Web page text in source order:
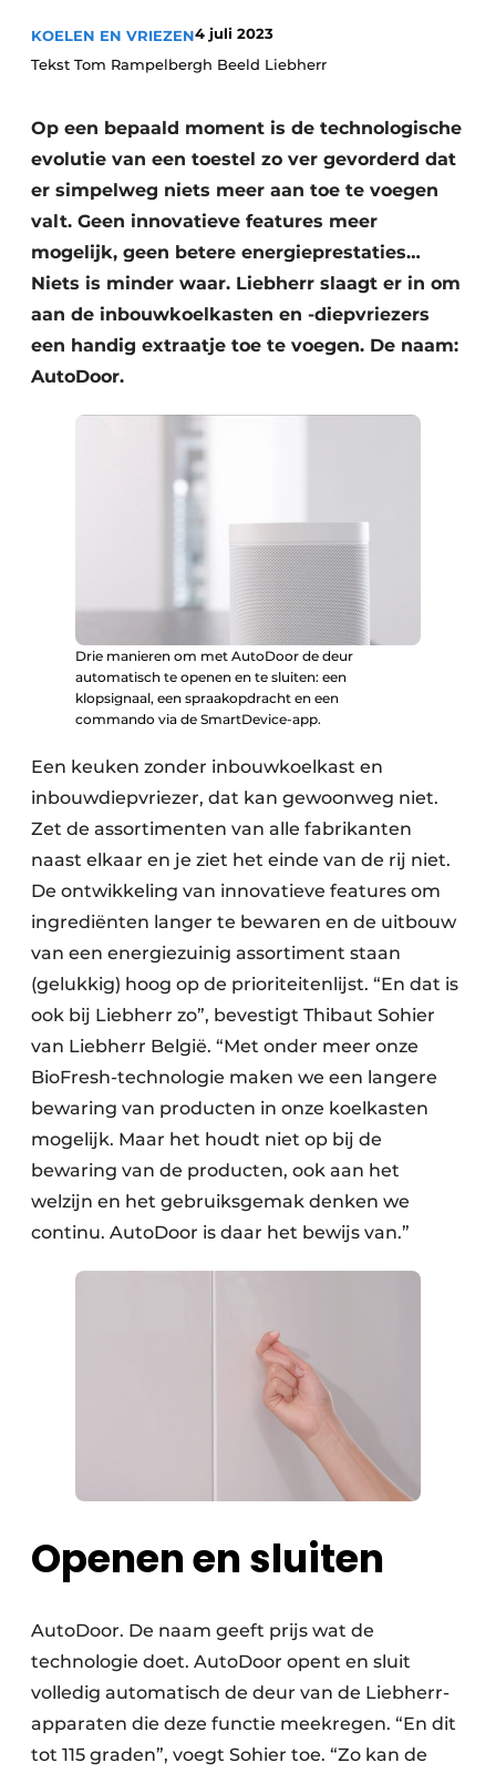
Vacature aanmelden
KOELEN EN VRIEZEN4 juli 2023
Tekst Tom Rampelbergh Beeld Liebherr
Op een bepaald moment is de technologische
evolutie van een toestel zo ver gevorderd dat
er simpelweg niets meer aan toe te voegen
valt. Geen innovatieve features meer
mogelijk, geen betere energieprestaties…
Niets is minder waar. Liebherr slaagt er in om
aan de inbouwkoelkasten en -diepvriezers
een handig extraatje toe te voegen. De naam:
AutoDoor.
Drie manieren om met AutoDoor de deur
automatisch te openen en te sluiten: een
klopsignaal, een spraakopdracht en een
commando via de SmartDevice-app.
Een keuken zonder inbouwkoelkast en
inbouwdiepvriezer, dat kan gewoonweg niet.
Zet de assortimenten van alle fabrikanten
naast elkaar en je ziet het einde van de rij niet.
De ontwikkeling van innovatieve features om
ingrediënten langer te bewaren en de uitbouw
van een energiezuinig assortiment staan
(gelukkig) hoog op de prioriteitenlijst. “En dat is
ook bij Liebherr zo”, bevestigt Thibaut Sohier
van Liebherr België. “Met onder meer onze
BioFresh-technologie maken we een langere
bewaring van producten in onze koelkasten
mogelijk. Maar het houdt niet op bij de
bewaring van de producten, ook aan het
welzijn en het gebruiksgemak denken we
continu. AutoDoor is daar het bewijs van.”
Openen en sluiten
AutoDoor. De naam geeft prijs wat de
technologie doet. AutoDoor opent en sluit
volledig automatisch de deur van de Liebherr-
apparaten die deze functie meekregen. “En dit
tot 115 graden”, voegt Sohier toe. “Zo kan de